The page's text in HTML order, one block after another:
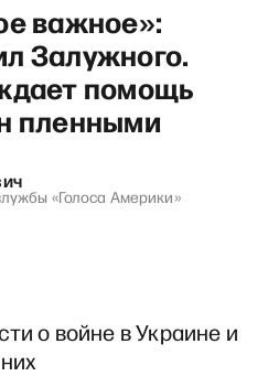
важное»:
Залужного.
помощь
пленными
«Голоса Америки»
о войне в Украине и